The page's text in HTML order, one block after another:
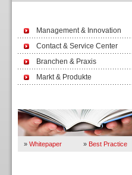
Management & Innovation
Contact & Service Center
Branchen & Praxis
Markt & Produkte
» Whitepaper » Best Practice